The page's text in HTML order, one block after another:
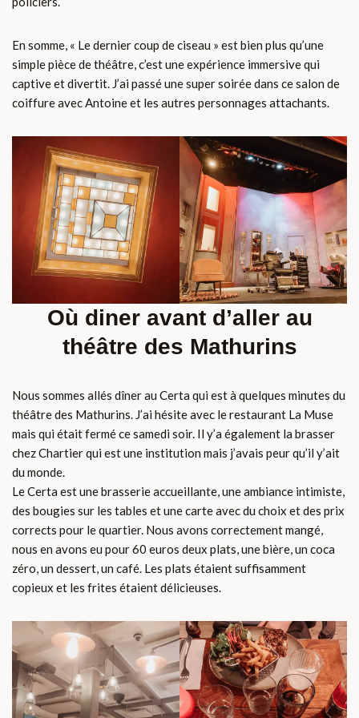
En somme, « Le dernier coup de ciseau » est bien plus qu’une
simple pièce de théâtre, c’est une expérience immersive qui
captive et divertit. J’ai passé une super soirée dans ce salon de
coiffure avec Antoine et les autres personnages attachants.
Où diner avant d’aller au
théâtre des Mathurins
Nous sommes allés dîner au Certa qui est à quelques minutes du
théâtre des Mathurins. J’ai hésite avec le restaurant La Muse
mais qui était fermé ce samedi soir. Il y’a également la brasser
chez Chartier qui est une institution mais j’avais peur qu’il y’ait
du monde.
Le Certa est une brasserie accueillante, une ambiance intimiste,
des bougies sur les tables et une carte avec du choix et des prix
corrects pour le quartier. Nous avons correctement mangé,
nous en avons eu pour 60 euros deux plats, une bière, un coca
zéro, un dessert, un café. Les plats étaient suffisamment
copieux et les frites étaient délicieuses.